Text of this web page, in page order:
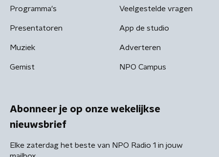
Programma's
Presentatoren
Muziek
Gemist
Veelgestelde vragen
App de studio
Adverteren
NPO Campus
Abonneer je op onze wekelijkse
nieuwsbrief
Elke zaterdag het beste van NPO Radio 1 in jouw